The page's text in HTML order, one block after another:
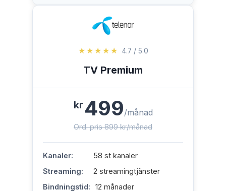
★★★★★ 4.7 / 5.0
TV Premium
kr 499/månad
Ord. pris 899 kr/månad
Kanaler:
58 st kanaler
Streaming:
2 streamingtjänster
Bindningstid:
12 månader